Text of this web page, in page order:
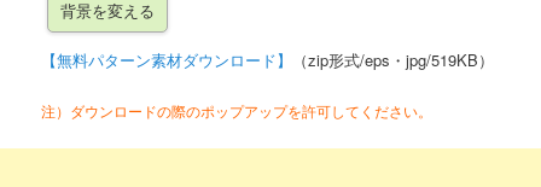
【無料パターン素材ダウンロード】 （zip形式/eps・jpg/519KB）
注）ダウンロードの際のポップアップを許可してください。